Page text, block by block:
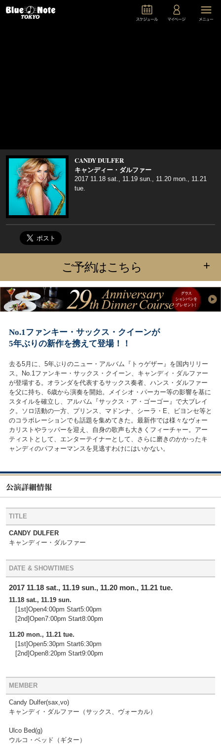
CANDY DULFER
キャンディー・ダルファー
2017 11.18 sat., 11.19 sun., 11.20 mon., 11.21
tue.
ご予約はこちら +
No.1ファンキー・サックス・クイーンが
5年ぶりの新作を携えて登場！！
去る5月に、5年ぶりのニュー・アルバム『トゥゲザー』を国内リリー
ス。No.1ファンキー・サックス・クイーン、キャンディ・ダルファー
が登場する。オランダを代表するサックス奏者、ハンス・ダルファー
を父に持ち、6歳から演奏を開始。メイシオ・パーカー等の影響を基に
スタイルを確立し、アルバム『サックス・ア・ゴーゴー』で大ブレイ
ク。ソロ活動の一方、プリンス、マドンナ、シーラ・E、ビヨンセ等と
のコラボレーションでも話題を集めてきた。最新作では様々なヴォー
カリストやラッパーを迎え、自身の歌声も大きくフィーチャー。アー
ティストとして、エンターテイナーとして、さらに磨きのかかったキ
ャンディのパフォーマンスを見逃すわけにはいかない。
TITLE
CANDY DULFER
キャンディー・ダルファー
DATE & SHOWTIMES
2017 11.18 sat., 11.19 sun., 11.20 mon., 11.21 tue.
11.18 sat., 11.19 sun.
[1st]Open4:00pm Start5:00pm
[2nd]Open7:00pm Start8:00pm
11.20 mon., 11.21 tue.
[1st]Open5:30pm Start6:30pm
[2nd]Open8:20pm Start9:00pm
MEMBER
Candy Dulfer(sax,vo)
キャンディ・ダルファー（サックス、ヴォーカル）
Ulco Bed(g)
ウルコ・ベッド（ギター）